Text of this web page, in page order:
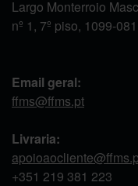
Largo Monterroio
nº 1, 7º piso, 1099-
Email geral:
ffms@ffms.pt
Livraria:
+351 219 381 223